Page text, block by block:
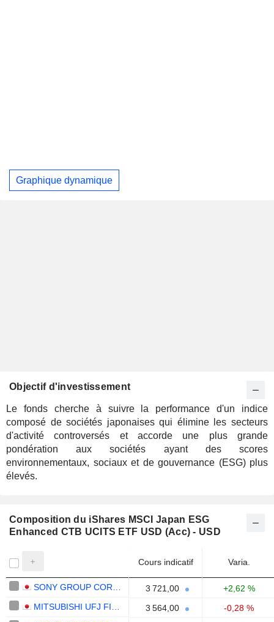
Graphique dynamique
Objectif d'investissement
Le fonds cherche à suivre la performance d'un indice
composé de sociétés japonaises qui élimine les secteurs
d'activité controversés et accorde une plus grande
pondération aux sociétés ayant des scores
environnementaux, sociaux et de gouvernance (ESG) plus
élevés.
Composition du iShares MSCI Japan ESG
Enhanced CTB UCITS ETF USD (Acc) - USD
Cours indicatif Varia.
3 721,00
+2,62 %
3 564,00
-0,28 %